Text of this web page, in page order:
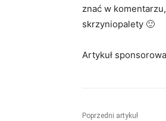
znać w
skrzyniopalety 🙂
Artykuł
Poprzedni artykuł